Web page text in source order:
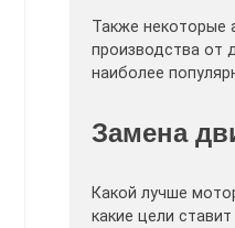
Также некоторые
производства от
наиболее
Замена
Какой лучше
какие цели